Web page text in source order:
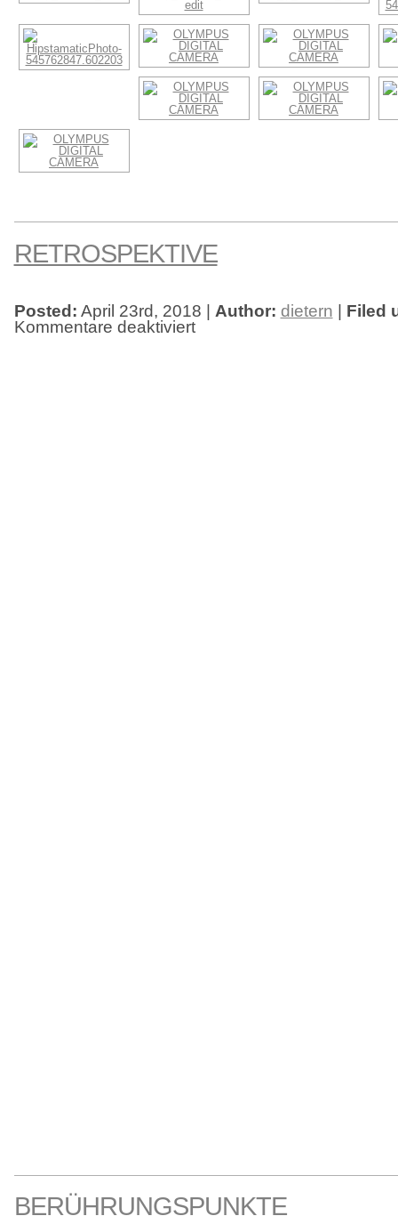
RETROSPEKTIVE
Posted: April 23rd, 2018 | Author: dietern | Filed
Kommentare deaktiviertfür
Retrospektive
BERÜHRUNGSPUNKTE